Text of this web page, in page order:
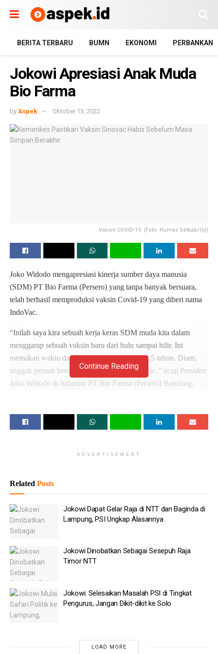
BERITA TERBARU BUMN EKONOMI PERBANKAN
Jokowi Apresiasi Anak Muda
Bio Farma
by Aspek Oktober 13, 2022
Vaksin COVID-19. (Foto: Humas Setkab/Oji)
Joko Widodo mengapresiasi kinerja sumber daya manusia
(SDM) PT Bio Farma (Persero) yang tanpa banyak bersuara,
telah berhasil memproduksi vaksin Covid-19 yang diberi nama
IndoVac.
“Inilah saya kira sebuah kerja keras SDM muda kita dalam
menggarap sebuah vaksin baru dari hulu sampai hilir. Ini
memakan waktu dari awal sampai sekarang 1,5 tahun. Diam,
enggak pernah bersuara, tahu-tahu jadi IndoVac,” ucap Presiden
Joko Widodo di halaman PT Bio Farma (Persero) Bandung,
Presiden berada di PT Bio Farma (Persero) untuk menghadiri
peluncuran dan penyuntikan perdana vaksin IndoVac. Untuk
menghadiri acara tersebut, Presiden meninjau ruang produksi
Cuaca Panas Bisa Picu Miastenia Gravis, Kenali
Gejalanya!
1.200 Personel Gabungan Amankan Duel Chelsea Vs AC
Milan di SUGBK
Kebakaran Bapenda DKI Padam, 2 Mobil Damkar Masih
Siaga
Tak Terima Dimarahi Nakhoda, ABK Bakar Kapal di
Perairan Aru Maluku
Jenderal AS Dorong Trump Akhiri Perang dengan Iran
Continue Reading
ADVERTISEMENT
Related Posts
Jokowi Dapat Gelar Raja di NTT dan Baginda di
Lampung, PSI Ungkap Alasannya
Jokowi Dinobatkan Sebagai Sesepuh Raja
Timor NTT
Jokowi: Selesaikan Masalah PSI di Tingkat
Pengurus, Jangan Dikit-dikit ke Solo
LOAD MORE